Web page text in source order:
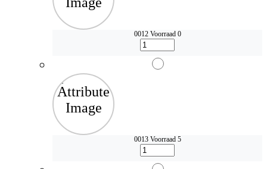
0012 Voorraad 0
0013 Voorraad 5